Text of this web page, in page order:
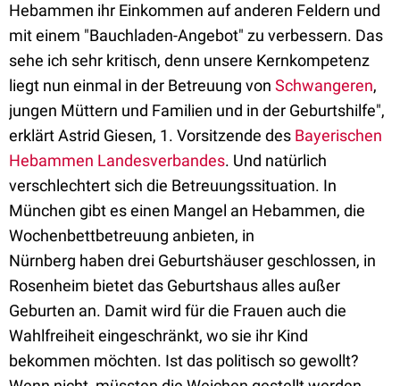
Hebammen ihr Einkommen auf anderen Feldern und
mit einem "Bauchladen-Angebot" zu verbessern. Das
sehe ich sehr kritisch, denn unsere Kernkompetenz
liegt nun einmal in der Betreuung von Schwangeren,
jungen Müttern und Familien und in der Geburtshilfe",
erklärt Astrid Giesen, 1. Vorsitzende des Bayerischen
Hebammen Landesverbandes. Und natürlich
verschlechtert sich die Betreuungssituation. In
München gibt es einen Mangel an Hebammen, die
Wochenbettbetreuung anbieten, in
Nürnberg haben drei Geburtshäuser geschlossen, in
Rosenheim bietet das Geburtshaus alles außer
Geburten an. Damit wird für die Frauen auch die
Wahlfreiheit eingeschränkt, wo sie ihr Kind
bekommen möchten. Ist das politisch so gewollt?